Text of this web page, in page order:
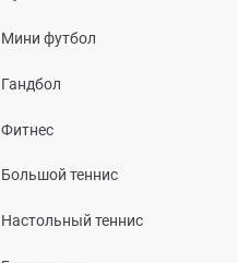
Мини футбол
Гандбол
Фитнес
Большой теннис
Настольный теннис